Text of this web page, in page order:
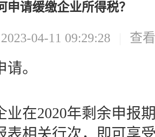
申请缓缴企业所得税？
2023-04-11 09:29:28 查
。
业在2020年剩余申报
表相关行次，即可享